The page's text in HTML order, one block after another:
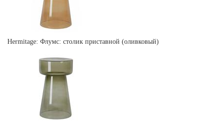
Hermitage: Флумс: столик приставной (оливковый)